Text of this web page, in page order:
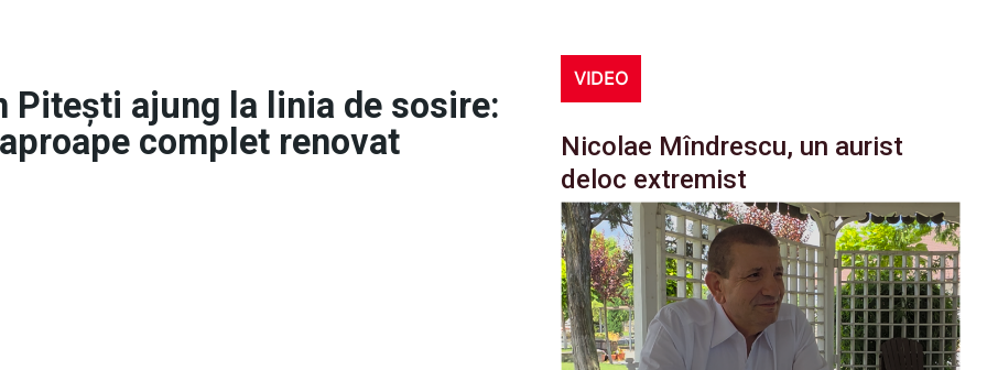
ajung la linia de sosire:
complet renovat
VIDEO
Nicolae Mîndrescu, un aurist
deloc extremist